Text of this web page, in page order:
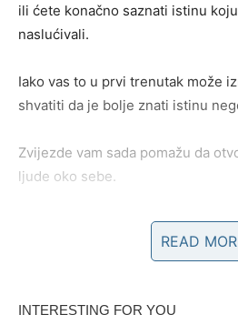
ili ćete konačno saznati istinu
naslućivali.
Iako vas to u prvi trenutak može
shvatiti da je bolje znati istinu
Zvijezde vam sada pomažu da
ljude oko sebe.
READ